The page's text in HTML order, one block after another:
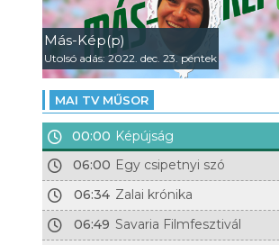
Más-Kép(p)
Utolsó adás: 2022. dec. 23. péntek
MAI TV MŰSOR
00:00 Képújság
06:00 Egy csipetnyi szó
06:34 Zalai krónika
06:49 Savaria Filmfesztivál